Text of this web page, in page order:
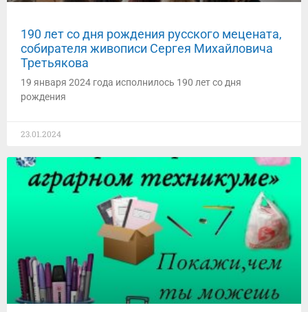
190 лет со дня рождения русского мецената,
собирателя живописи Сергея Михайловича
Третьякова
19 января 2024 года исполнилось 190 лет со дня
рождения
23.01.2024